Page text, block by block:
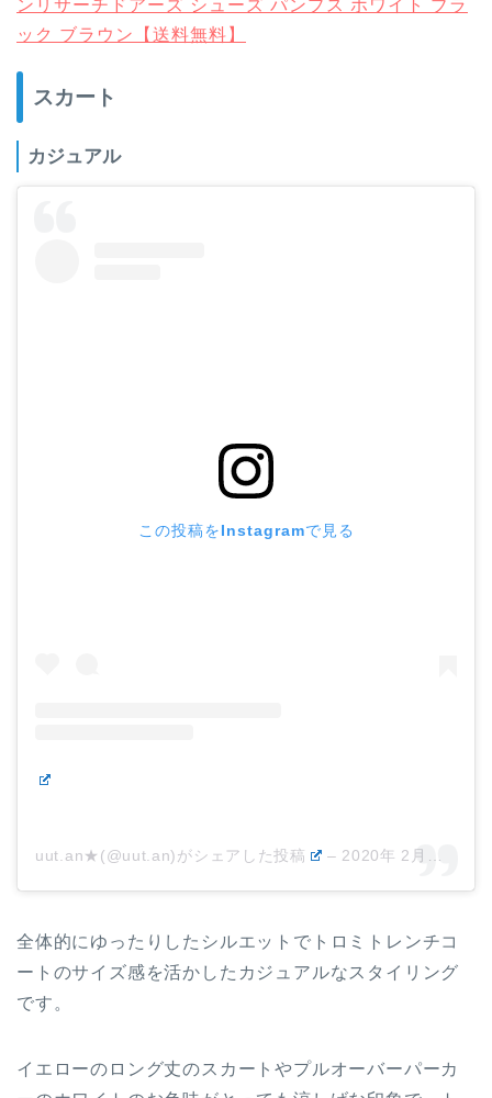
ンリサーチドアーズ シューズ パンプス ホワイト ブラ
ック ブラウン【送料無料】
スカート
カジュアル
この投稿をInstagramで見る
uut.an★(@uut.an)がシェアした投稿 – 2020年 2月月5日午後10時40分PST
全体的にゆったりしたシルエットでトロミトレンチコ
ートのサイズ感を活かしたカジュアルなスタイリング
です。
イエローのロング丈のスカートやプルオーバーパーカ